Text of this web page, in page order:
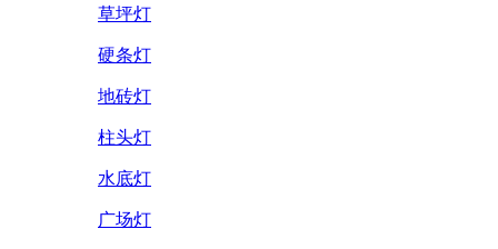
草坪灯
硬条灯
地砖灯
柱头灯
水底灯
广场灯